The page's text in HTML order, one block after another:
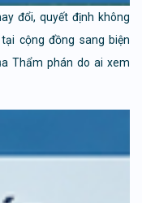
đổi, quyết định không
cộng đồng sang biện
Thẩm phán do ai xem